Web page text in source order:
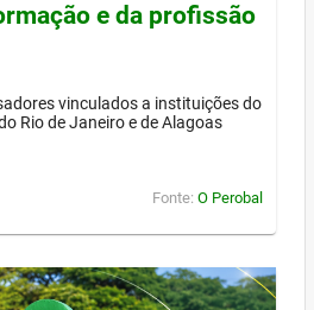
e da profissão
vinculados a instituições do
Rio de Janeiro e de Alagoas
Fonte: O Perobal